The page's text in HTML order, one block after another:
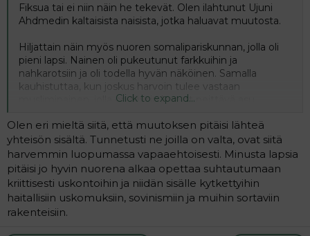
Fiksua tai ei niin näin he tekevät. Olen ilahtunut Ujuni
Ahdmedin kaltaisista naisista, jotka haluavat muutosta.
Hiljattain näin myös nuoren somalipariskunnan, jolla oli
pieni lapsi. Nainen oli pukeutunut farkkuihin ja
nahkarotsiin ja oli todella hyvän näköinen. Samalla
kauhistuttaa, kun joskus harvoin tulee vastaan
musliminainen, jolla on täysin kasvot peittävä asu.
Kuten yllä totesin, muutos pitää lähteä heidän
yhteisönsä sisältä, mikäli sitä haluavat.
Click to expand...
Olen eri mieltä siitä, että muutoksen pitäisi lähteä
yhteisön sisältä. Tunnetusti ne joilla on valta, ovat siitä
harvemmin luopumassa vapaaehtoisesti. Minusta lapsia
pitäisi jo hyvin nuorena alkaa opettaa suhtautumaan
kriittisesti uskontoihin ja niidän sisälle kytkettyihin
haitallisiin uskomuksiin, sovinismiin ja muihin sortaviin
rakenteisiin.